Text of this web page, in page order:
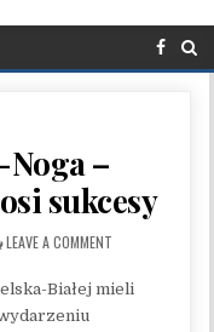
–
sukcesy
LEAVE A COMMENTON EWELINA
Białej mieli